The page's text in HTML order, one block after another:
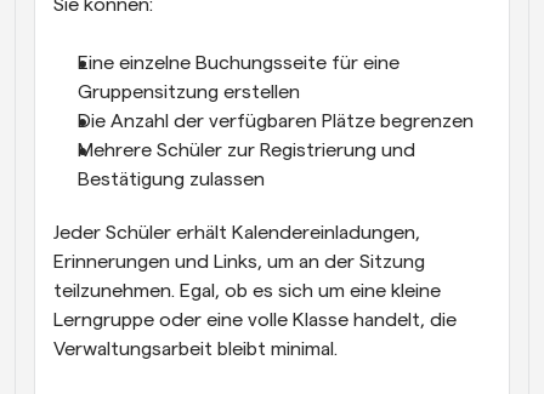
Sie können:
Eine einzelne Buchungsseite für eine
Gruppensitzung erstellen
Die Anzahl der verfügbaren Plätze begrenzen
Mehrere Schüler zur Registrierung und
Bestätigung zulassen
Jeder Schüler erhält Kalendereinladungen,
Erinnerungen und Links, um an der Sitzung
teilzunehmen. Egal, ob es sich um eine kleine
Lerngruppe oder eine volle Klasse handelt, die
Verwaltungsarbeit bleibt minimal.